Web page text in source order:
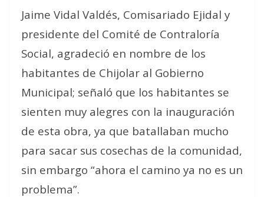
Jaime Vidal Valdés, Comisariado Ejidal y
presidente del Comité de Contraloría
Social, agradeció en nombre de los
habitantes de Chijolar al Gobierno
Municipal; señaló que los habitantes se
sienten muy alegres con la inauguración
de esta obra, ya que batallaban mucho
para sacar sus cosechas de la comunidad,
sin embargo “ahora el camino ya no es un
problema”.